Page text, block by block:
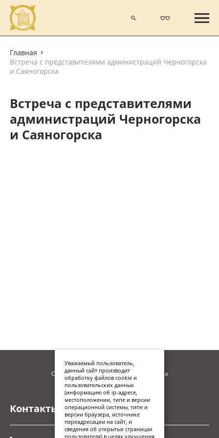
Главная
Встреча с представителями администраций Черногорска
и Саяногорска
Встреча с представителями
администраций Черногорска
и Саяногорска
Сайт находится в процессе наполнения
Контакты
Уважаемый пользователь,
данный сайт производит
обработку файлов cookie и
пользовательских данных
(информацию об ip-адресе,
местоположении, типе и версии
операционной системы, типе и
версии браузера, источнике
переадресации на сайт, и
сведения об открытых страницах
пользователя) в целях улучшения